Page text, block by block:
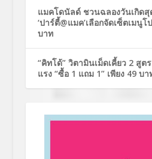
แมคโดนัลด์ ชวนฉลองวันเกิด
‘ปาร์ตี้@แมค’เลือกจัดเซ็ตเมนูโ
บาท
“คิทโด้” วิตามินเม็ดเคี้ยว 2 สูต
แรง “ซื้อ 1 แถม 1” เพียง 49 บ